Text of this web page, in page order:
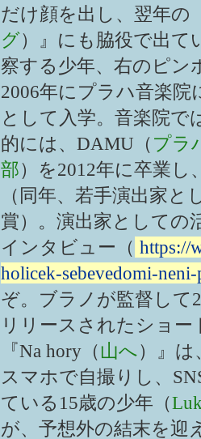
だけ顔を出し、翌年の
グ）』にも脇役で出て
察する少年、右のピン
2006年にプラハ音楽
として入学。音楽院で
的には、DAMU（プラ
部）を2012年に卒業
（同年、若手演出家と
賞）。演出家としての
インタビュー（ https://
holicek-sebevedomi-neni-
ぞ。 ブラノが監督して
リリースされたショー
『Na hory（山へ）』は
スマホで自撮りし、
ている15歳の少年（
が、予想外の結末を迎